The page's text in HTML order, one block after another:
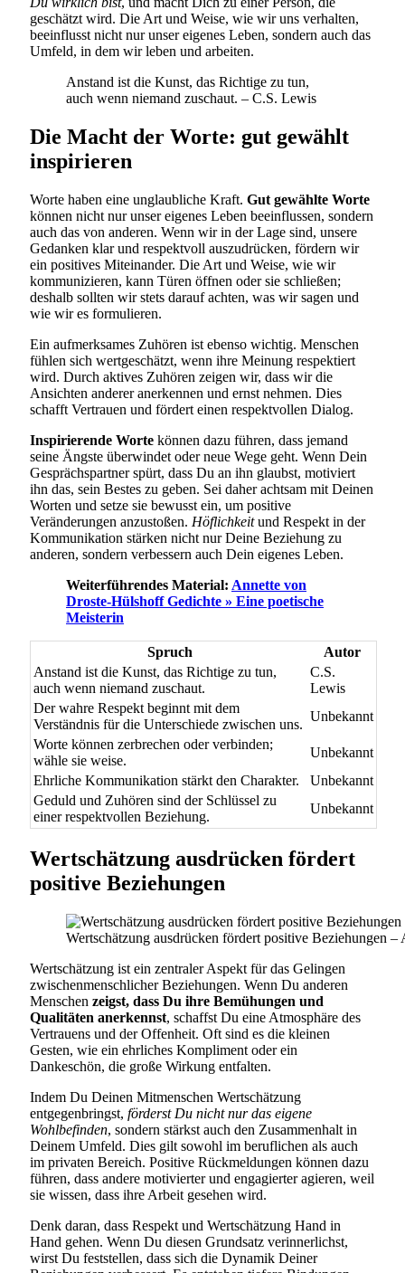
geschätzt wird. Die Art und Weise, wie wir uns verhalten,
beeinflusst nicht nur unser eigenes Leben, sondern auch das
Umfeld, in dem wir leben und arbeiten.
Anstand ist die Kunst, das Richtige zu tun,
auch wenn niemand zuschaut. – C.S. Lewis
Die Macht der Worte: gut gewählt
inspirieren
Worte haben eine unglaubliche Kraft. Gut gewählte Worte
können nicht nur unser eigenes Leben beeinflussen, sondern
auch das von anderen. Wenn wir in der Lage sind, unsere
Gedanken klar und respektvoll auszudrücken, fördern wir
ein positives Miteinander. Die Art und Weise, wie wir
kommunizieren, kann Türen öffnen oder sie schließen;
deshalb sollten wir stets darauf achten, was wir sagen und
wie wir es formulieren.
Ein aufmerksames Zuhören ist ebenso wichtig. Menschen
fühlen sich wertgeschätzt, wenn ihre Meinung respektiert
wird. Durch aktives Zuhören zeigen wir, dass wir die
Ansichten anderer anerkennen und ernst nehmen. Dies
schafft Vertrauen und fördert einen respektvollen Dialog.
Inspirierende Worte können dazu führen, dass jemand
seine Ängste überwindet oder neue Wege geht. Wenn Dein
Gesprächspartner spürt, dass Du an ihn glaubst, motiviert
ihn das, sein Bestes zu geben. Sei daher achtsam mit Deinen
Worten und setze sie bewusst ein, um positive
Veränderungen anzustoßen. Höflichkeitund Respekt in der
Kommunikation stärken nicht nur Deine Beziehung zu
anderen, sondern verbessern auch Dein eigenes Leben.
Weiterführendes Material: Annette von
Droste-Hülshoff Gedichte » Eine poetische
Meisterin
Spruch
Autor
Anstand ist die Kunst, das Richtige zu tun,
auch wenn niemand zuschaut.
C.S.
Lewis
Der wahre Respekt beginnt mit dem
Verständnis für die Unterschiede zwischen uns.
Unbekannt
Worte können zerbrechen oder verbinden;
wähle sie weise.
Unbekannt
Ehrliche Kommunikation stärkt den Charakter.
Unbekannt
Geduld und Zuhören sind der Schlüssel zu
einer respektvollen Beziehung.
Unbekannt
Wertschätzung ausdrücken fördert
positive Beziehungen
Wertschätzung ausdrücken fördert positive Beziehungen
Wertschätzung ist ein zentraler Aspekt für das Gelingen
zwischenmenschlicher Beziehungen. Wenn Du anderen
Menschen zeigst, dass Du ihre Bemühungen und
Qualitäten anerkennst, schaffst Du eine Atmosphäre des
Vertrauens und der Offenheit. Oft sind es die kleinen
Gesten, wie ein ehrliches Kompliment oder ein
Dankeschön, die große Wirkung entfalten.
Indem Du Deinen Mitmenschen Wertschätzung
entgegenbringst, förderst Du nicht nur das eigene
Wohlbefinden, sondern stärkst auch den Zusammenhalt in
Deinem Umfeld. Dies gilt sowohl im beruflichen als auch
im privaten Bereich. Positive Rückmeldungen können dazu
führen, dass andere motivierter und engagierter agieren, weil
sie wissen, dass ihre Arbeit gesehen wird.
Denk daran, dass Respekt und Wertschätzung Hand in
Hand gehen. Wenn Du diesen Grundsatz verinnerlichst,
wirst Du feststellen, dass sich die Dynamik Deiner